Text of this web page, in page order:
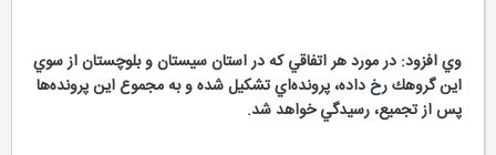
وي افزود: در مورد هر اتفاقي كه در استان سيستان و بلوچستان از سوي
اين گروهك رخ داده، پرونده‌اي تشكيل شده و به مجموع اين پرونده‌ها
پس از تجميع، رسيدگي خواهد شد.